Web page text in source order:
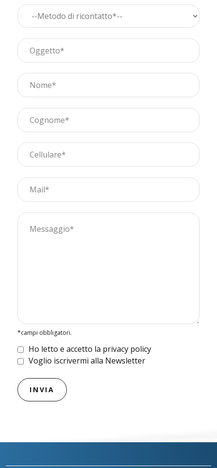
*campi obbligatori.
Ho letto e accetto la privacy policy
Voglio iscrivermi alla Newsletter